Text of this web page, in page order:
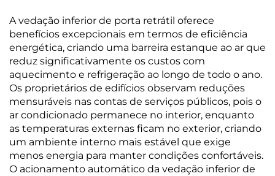
A vedação inferior de porta retrátil oferece
benefícios excepcionais em termos de eficiência
energética, criando uma barreira estanque ao ar que
reduz significativamente os custos com
aquecimento e refrigeração ao longo de todo o ano.
Os proprietários de edifícios observam reduções
mensuráveis nas contas de serviços públicos, pois o
ar condicionado permanece no interior, enquanto
as temperaturas externas ficam no exterior, criando
um ambiente interno mais estável que exige
menos energia para manter condições confortáveis.
O acionamento automático da vedação inferior de